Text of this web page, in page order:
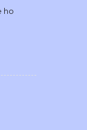
ho